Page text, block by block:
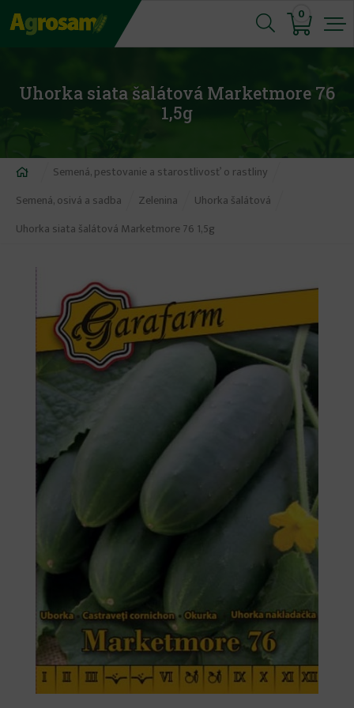
Jump
to
0
Uhorka siata šalátová Marketmore 76
1,5g
Nachádzate
sa
tu
Semená, pestovanie a starostlivosť o rastliny
Semená, osivá a sadba
Zelenina
Uhorka šalátová
Uhorka siata šalátová Marketmore 76 1,5g